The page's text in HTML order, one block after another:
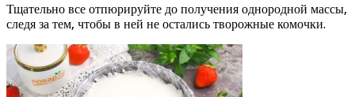
Тщательно все отпюрируйте до получения однородной массы,
следя за тем, чтобы в ней не остались творожные комочки.